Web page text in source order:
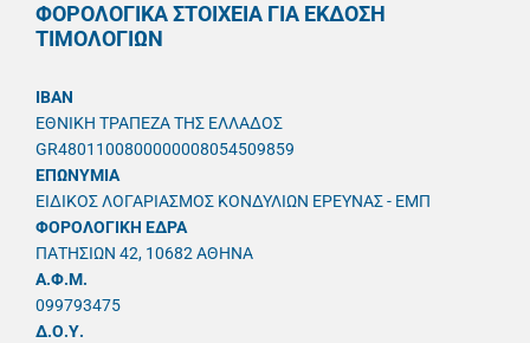
ΦΟΡΟΛΟΓΙΚΑ ΣΤΟΙΧΕΙΑ ΓΙΑ ΕΚΔΟΣΗ
ΤΙΜΟΛΟΓΙΩΝ
IBAN
ΕΘΝΙΚΗ ΤΡΑΠΕΖΑ ΤΗΣ ΕΛΛΑΔΟΣ
GR4801100800000008054509859
ΕΠΩΝΥΜΙΑ
ΕΙΔΙΚΟΣ ΛΟΓΑΡΙΑΣΜΟΣ ΚΟΝΔΥΛΙΩΝ ΕΡΕΥΝΑΣ - ΕΜΠ
ΦΟΡΟΛΟΓΙΚΗ ΕΔΡΑ
ΠΑΤΗΣΙΩΝ 42, 10682 ΑΘΗΝΑ
A.Φ.Μ.
099793475
Δ.Ο.Υ.